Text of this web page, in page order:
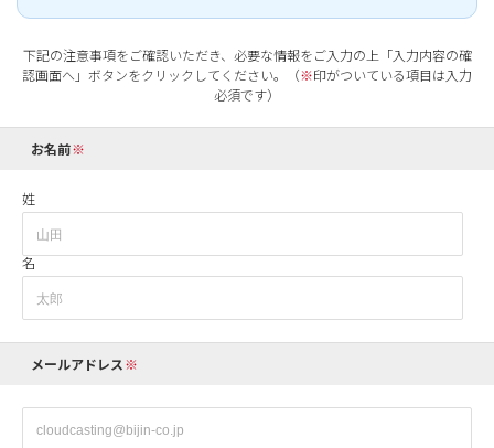
下記の注意事項をご確認いただき、必要な情報をご入力の上「入力内容の確
認画面へ」ボタンをクリックしてください。（※印がついている項目は入力
必須です）
お名前
姓
名
メールアドレス